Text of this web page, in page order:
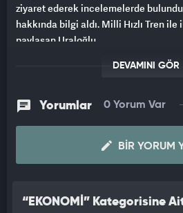
ziyaret ederek incelemelerde
hakkında bilgi aldı. Milli Hızlı Tren
paylaşan Uraloğlu,
“Milli Elektrikli Trenimizden sonra Milli
tasarım çalışmalarımızı yüzde 90
prototip montajına 2024 yılı başında
yılında yolcu taşımacılığına
Sistem Araçları Sanayi A.Ş.‘yi
DEVAMINI GÖR
Yorumlar 0 Yorum Var
BIR YORUM
“EKONOMİ” Kategorisine